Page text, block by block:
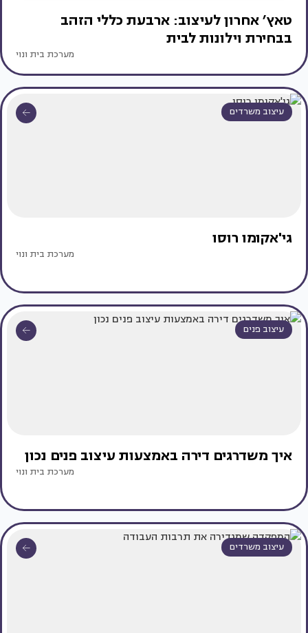
טאץ׳ אחרון לעיצוב: ארבעת כללי הזהב
בבחירת וילונות לבית
מערכת בית ונוי
עיצוב משרדים
גי'אקומו רוסו
מערכת בית ונוי
עיצוב פנים
איך משדרגים דירה באמצעות עיצוב פנים נכון
מערכת בית ונוי
עיצוב משרדים